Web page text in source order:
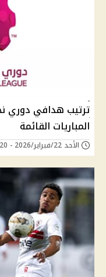
ترتيب هدافي دوري
المباريات القائمة
الأحد 22/فبراير/2026 - 10:20 م